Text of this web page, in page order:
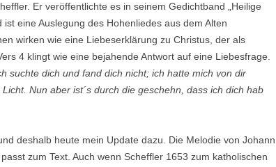
Er veröffentlichte es in seinem Gedichtband „Heilige
eine Auslegung des Hohenliedes aus dem Alten
wirken wie eine Liebeserklärung zu Christus, der als
4 klingt wie eine bejahende Antwort auf eine Liebesfrage.
suchte dich und fand dich nicht; ich hatte mich von dir
Nun aber ist´s durch die geschehn, dass ich dich hab
deshalb heute mein Update dazu. Die Melodie von Johann
zum Text. Auch wenn Scheffler 1653 zum katholischen